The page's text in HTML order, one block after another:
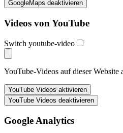
Videos von YouTube
Switch youtube-video
YouTube-Videos auf dieser Website
Google Analytics